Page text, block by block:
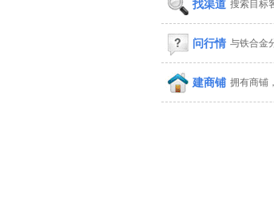
找渠道 搜索目标
问行情 与铁合金
建商铺 拥有商铺